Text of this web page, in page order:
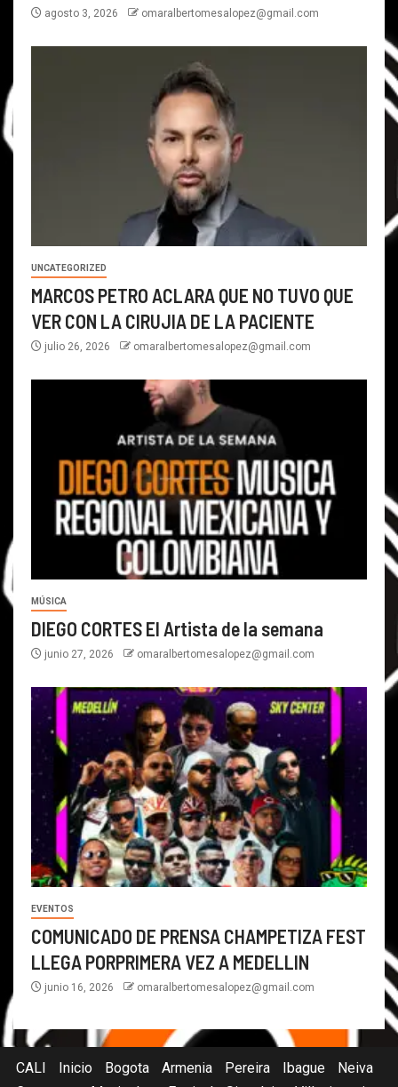
agosto 3, 2026 omaralbertomesalopez@gmail.com
UNCATEGORIZED
MARCOS PETRO ACLARA QUE NO TUVO QUE
VER CON LA CIRUJIA DE LA PACIENTE
julio 26, 2026 omaralbertomesalopez@gmail.com
MÚSICA
DIEGO CORTES El Artista de la semana
junio 27, 2026 omaralbertomesalopez@gmail.com
EVENTOS
COMUNICADO DE PRENSA CHAMPETIZA FEST
LLEGA PORPRIMERA VEZ A MEDELLIN
junio 16, 2026 omaralbertomesalopez@gmail.com
CALI Inicio Bogota Armenia Pereira Ibague
Neiva